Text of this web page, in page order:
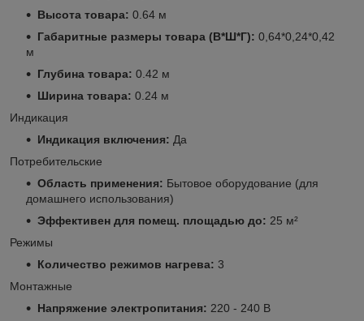
Высота товара: 0.64 м
Габаритные размеры товара (В*Ш*Г): 0,64*0,24*0,42
м
Глубина товара: 0.42 м
Ширина товара: 0.24 м
Индикация
Индикация включения: Да
Потребительские
Область применения: Бытовое оборудование (для
домашнего использования)
Эффективен для помещ. площадью до: 25 м²
Режимы
Количество режимов нагрева: 3
Монтажные
Напряжение электропитания: 220 - 240 В